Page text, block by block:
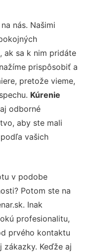
nás. Našimi
ak sa k nim pridáte
prispôsobiť a
pretože vieme,
Kúrenie
odborné
aby ste mali
vašich
v podobe
Potom ste na
Inak
profesionalitu,
prvého kontaktu
zákazky. Keďže aj